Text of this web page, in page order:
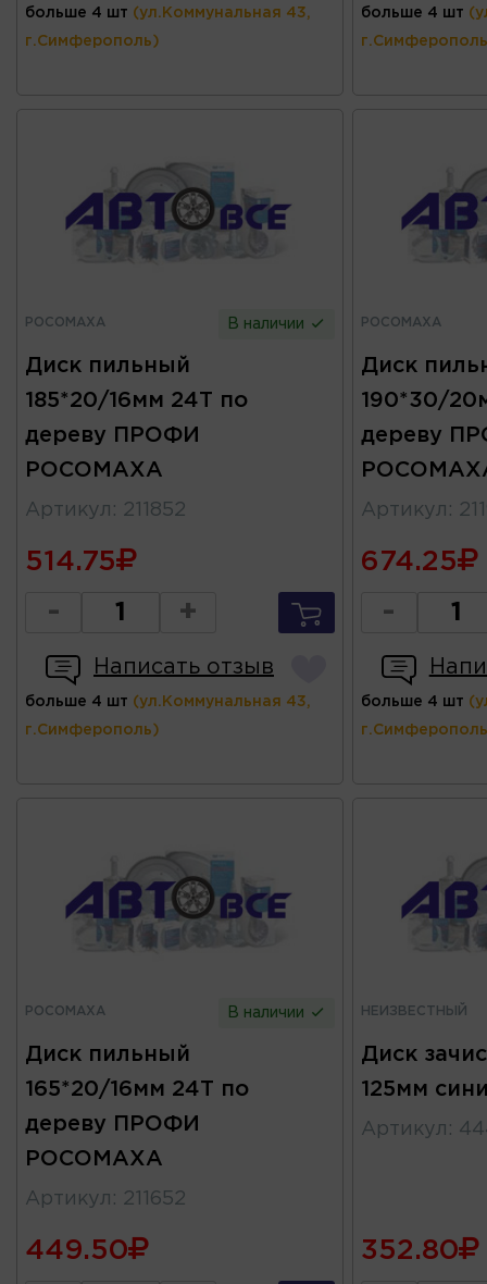
больше 4 шт (ул.Коммунальная 43,
г.Симферополь)
больше 4 шт
РОСОМАХА В наличии
Диск пильный
185*20/16мм 24Т по
дереву ПРОФИ
РОСОМАХА
Артикул : 211852
514.75
- +
Написать отзыв
больше 4 шт (ул.Коммунальная 43,
г.Симферополь)
РОСОМАХА
Диск
190*30/
дереву
Артикул :
674.25
-
больше 4 шт
РОСОМАХА В наличии
Диск пильный
165*20/16мм 24Т по
дереву ПРОФИ
РОСОМАХА
Артикул : 211652
449.50
НЕИЗВЕСТНЫЙ
Диск
125мм
Артикул :
352.80